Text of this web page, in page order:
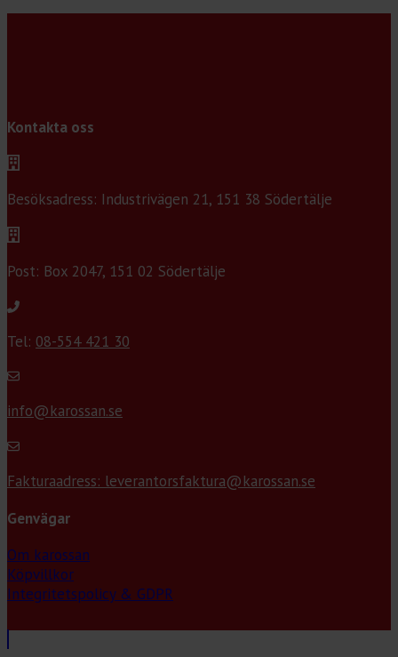
Kontakta oss
Besöksadress: Industrivägen 21, 151 38 Södertälje
Post: Box 2047, 151 02 Södertälje
Tel: 08-554 421 30
info@karossan.se
Fakturaadress: leverantorsfaktura@karossan.se
Genvägar
Om karossan
Köpvillkor
Integritetspolicy & GDPR